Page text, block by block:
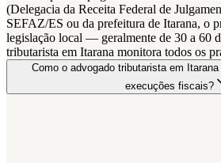
(Delegacia da Receita Federal de
SEFAZ/ES ou da prefeitura de Itarana, o
legislação local — geralmente de 30 a 60
tributarista em Itarana monitora todos os
Como o advogado tributarista em
execuções fiscais?